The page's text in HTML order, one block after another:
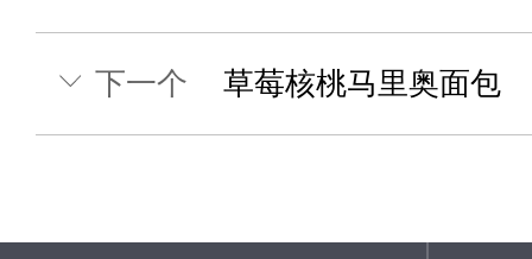
下一个 草莓核桃马里奥面包